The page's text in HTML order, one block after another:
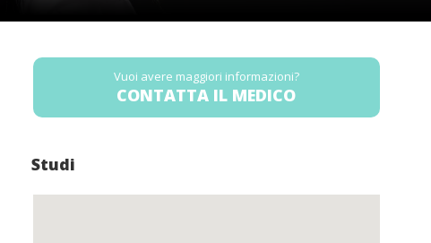
Vuoi avere maggiori informazioni?
CONTATTA IL MEDICO
Studi